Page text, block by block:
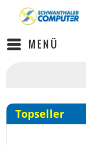
MENÜ
Topseller